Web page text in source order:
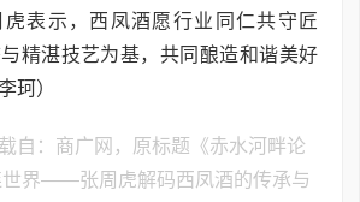
表示，西凤酒愿行业同仁共守匠
精湛技艺为基，共同酿造和谐美好
珂）
自：商广网，原标题《赤水河畔论
世界——张周虎解码西凤酒的传承与